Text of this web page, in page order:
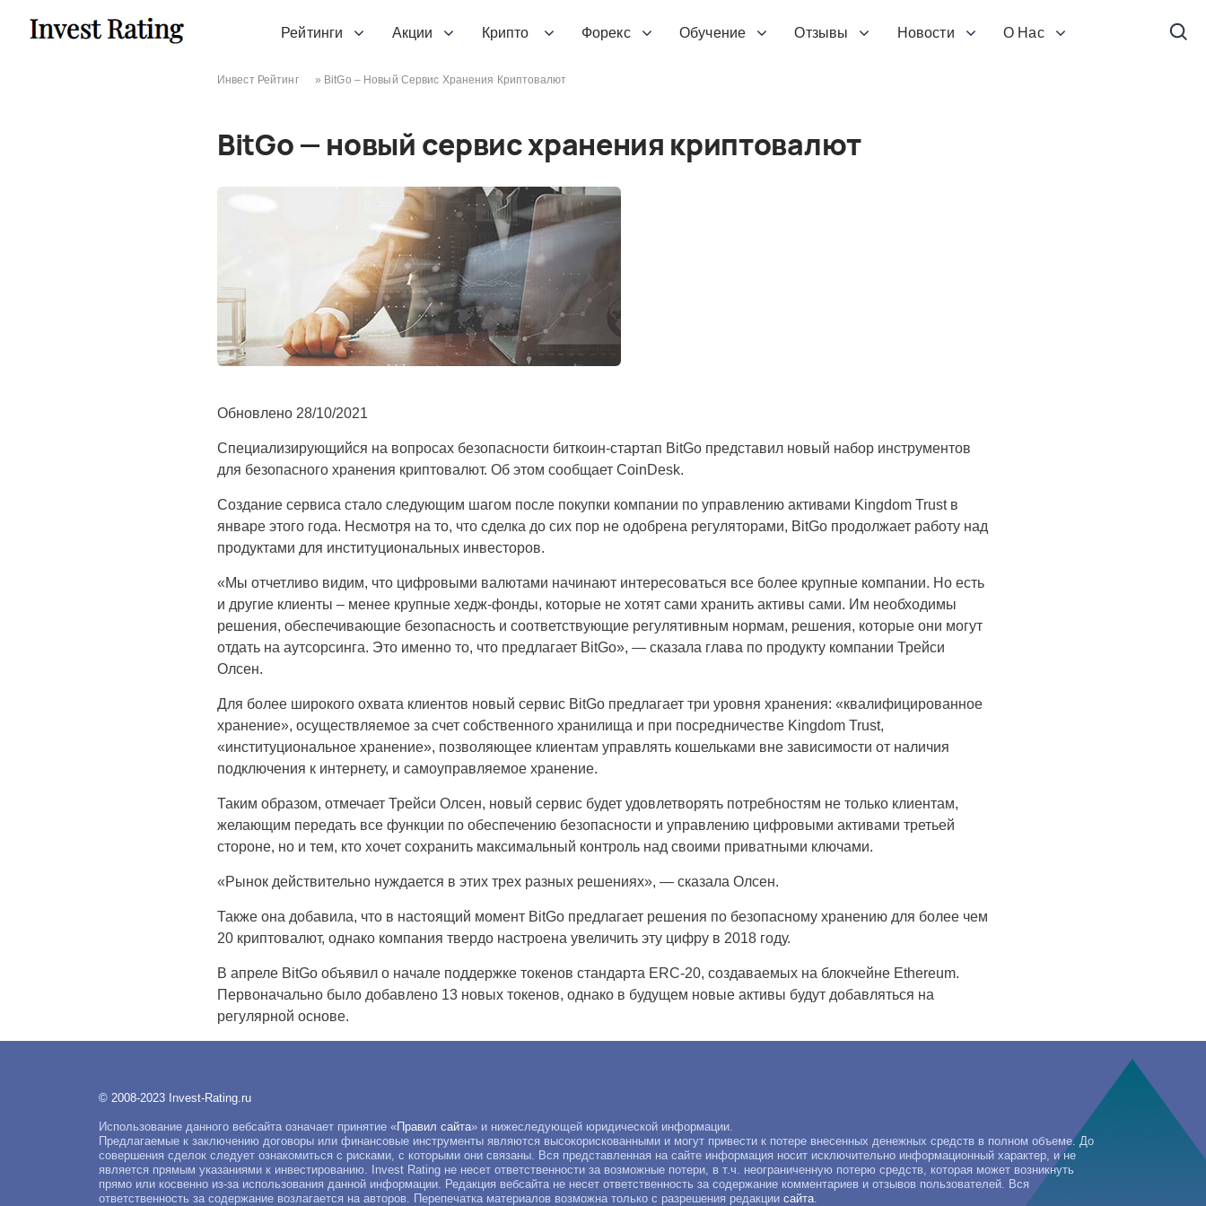
Рейтинги
Акции Крипто Форекс Обучение Отзывы Новости О Нас
Инвест Рейтинг » BitGo – Новый Сервис Хранения Криптовалют
BitGo — новый сервис хранения криптовалют
Обновлено 28/10/2021
Специализирующийся на вопросах безопасности биткоин-стартап BitGo представил новый набор инструментов
для безопасного хранения криптовалют. Об этом сообщает CoinDesk.
Создание сервиса стало следующим шагом после покупки компании по управлению активами Kingdom Trust в
январе этого года. Несмотря на то, что сделка до сих пор не одобрена регуляторами, BitGo продолжает работу над
продуктами для институциональных инвесторов.
«Мы отчетливо видим, что цифровыми валютами начинают интересоваться все более крупные компании. Но есть
и другие клиенты – менее крупные хедж-фонды, которые не хотят сами хранить активы сами. Им необходимы
решения, обеспечивающие безопасность и соответствующие регулятивным нормам, решения, которые они могут
отдать на аутсорсинга. Это именно то, что предлагает BitGo», — сказала глава по продукту компании Трейси
Олсен.
Для более широкого охвата клиентов новый сервис BitGo предлагает три уровня хранения: «квалифицированное
хранение», осуществляемое за счет собственного хранилища и при посредничестве Kingdom Trust,
«институциональное хранение», позволяющее клиентам управлять кошельками вне зависимости от наличия
подключения к интернету, и самоуправляемое хранение.
Таким образом, отмечает Трейси Олсен, новый сервис будет удовлетворять потребностям не только клиентам,
желающим передать все функции по обеспечению безопасности и управлению цифровыми активами третьей
стороне, но и тем, кто хочет сохранить максимальный контроль над своими приватными ключами.
«Рынок действительно нуждается в этих трех разных решениях», — сказала Олсен.
Также она добавила, что в настоящий момент BitGo предлагает решения по безопасному хранению для более чем
20 криптовалют, однако компания твердо настроена увеличить эту цифру в 2018 году.
В апреле BitGo объявил о начале поддержке токенов стандарта ERC-20, создаваемых на блокчейне Ethereum.
Первоначально было добавлено 13 новых токенов, однако в будущем новые активы будут добавляться на
регулярной основе.
© 2008-2023 Invest-Rating.ru
Использование данного вебсайта означает принятие «Правил сайта» и нижеследующей юридической информации.
Предлагаемые к заключению договоры или финансовые инструменты являются высокорискованными и могут привести к потере внесенных денежных средств в полном объеме. До
совершения сделок следует ознакомиться с рисками, с которыми они связаны. Вся представленная на сайте информация носит исключительно информационный характер, и не
является прямым указаниями к инвестированию. Invest Rating не несет ответственности за возможные потери, в т.ч. неограниченную потерю средств, которая может возникнуть
прямо или косвенно из-за использования данной информации. Редакция вебсайта не несет ответственность за содержание комментариев и отзывов пользователей. Вся
ответственность за содержание возлагается на авторов. Перепечатка материалов возможна только с разрешения редакции сайта.